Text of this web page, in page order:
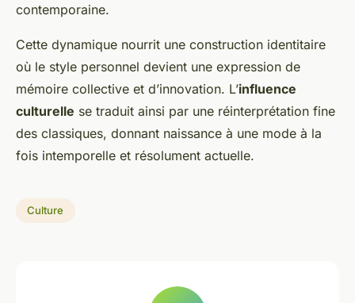
contemporaine.
Cette dynamique nourrit une construction identitaire
où le style personnel devient une expression de
mémoire collective et d’innovation. L’influence
culturelle se traduit ainsi par une réinterprétation fine
des classiques, donnant naissance à une mode à la
fois intemporelle et résolument actuelle.
Culture